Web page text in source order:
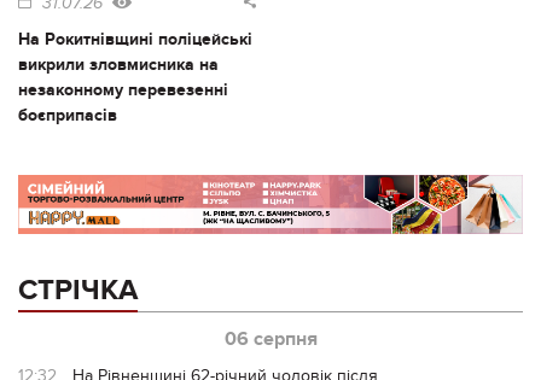
На Рокитнівщині поліцейські
викрили зловмисника на
незаконному перевезенні
боєприпасів
СТРІЧКА
06 серпня